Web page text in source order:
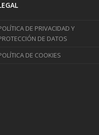
DE PRIVACIDAD Y
DE DATOS
DE COOKIES